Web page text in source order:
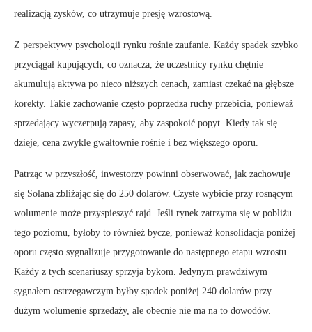
realizacją zysków, co utrzymuje presję wzrostową.
Z perspektywy psychologii rynku rośnie zaufanie. Każdy spadek szybko
przyciągał kupujących, co oznacza, że uczestnicy rynku chętnie
akumulują aktywa po nieco niższych cenach, zamiast czekać na głębsze
korekty. Takie zachowanie często poprzedza ruchy przebicia, ponieważ
sprzedający wyczerpują zapasy, aby zaspokoić popyt. Kiedy tak się
dzieje, cena zwykle gwałtownie rośnie i bez większego oporu.
Patrząc w przyszłość, inwestorzy powinni obserwować, jak zachowuje
się Solana zbliżając się do 250 dolarów. Czyste wybicie przy rosnącym
wolumenie może przyspieszyć rajd. Jeśli rynek zatrzyma się w pobliżu
tego poziomu, byłoby to również bycze, ponieważ konsolidacja poniżej
oporu często sygnalizuje przygotowanie do następnego etapu wzrostu.
Każdy z tych scenariuszy sprzyja bykom. Jedynym prawdziwym
sygnałem ostrzegawczym byłby spadek poniżej 240 dolarów przy
dużym wolumenie sprzedaży, ale obecnie nie ma na to dowodów.